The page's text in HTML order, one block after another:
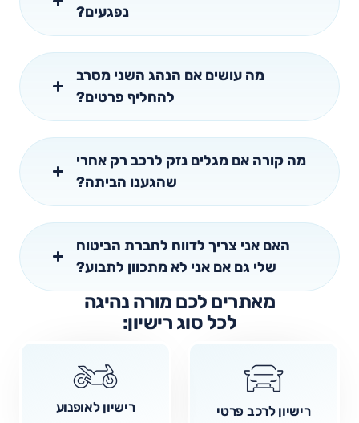
נפגעים?
מה עושים אם הנהג השני מסרב
להחליף פרטים?
מה קורה אם מגלים נזק לרכב רק אחרי
שהגענו הביתה?
האם אני צריך לדווח לחברת הביטוח
שלי גם אם אני לא מתכוון לתבוע?
מאתרים לכם מורה נהיגה
לכל סוג רישיון:
רישיון לרכב פרטי רישיון לאופנוע